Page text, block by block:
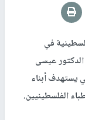
في
الدكتور عيسى
يستهدف أبناء
الفلسطينيين.